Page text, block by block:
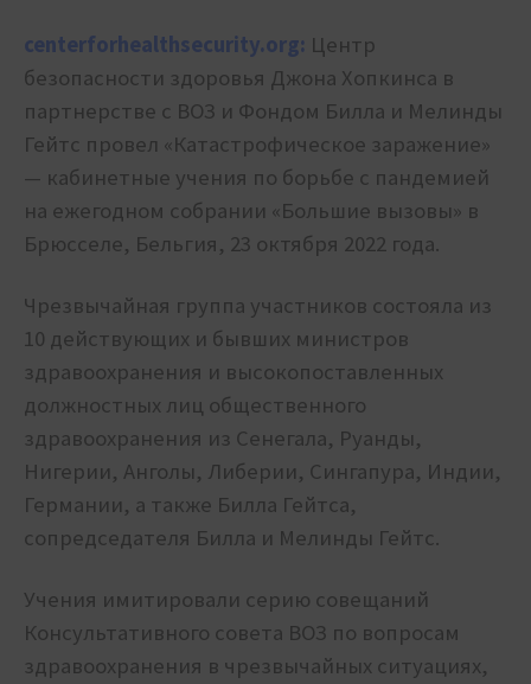
centerforhealthsecurity.org: Центр
безопасности здоровья Джона Хопкинса в
партнерстве с ВОЗ и Фондом Билла и Мелинды
Гейтс провел «Катастрофическое заражение»
— кабинетные учения по борьбе с пандемией
на ежегодном собрании «Большие вызовы» в
Брюсселе, Бельгия, 23 октября 2022 года.
Чрезвычайная группа участников состояла из
10 действующих и бывших министров
здравоохранения и высокопоставленных
должностных лиц общественного
здравоохранения из Сенегала, Руанды,
Нигерии, Анголы, Либерии, Сингапура, Индии,
Германии, а также Билла Гейтса,
сопредседателя Билла и Мелинды Гейтс.
Учения имитировали серию совещаний
Консультативного совета ВОЗ по вопросам
здравоохранения в чрезвычайных ситуациях,